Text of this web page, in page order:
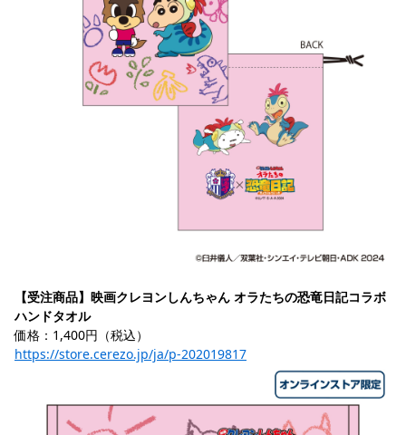
【受注商品】映画クレヨンしんちゃん オラたちの恐竜日記コラボ
ハンドタオル
価格：1,400円（税込）
https://store.cerezo.jp/ja/p-202019817